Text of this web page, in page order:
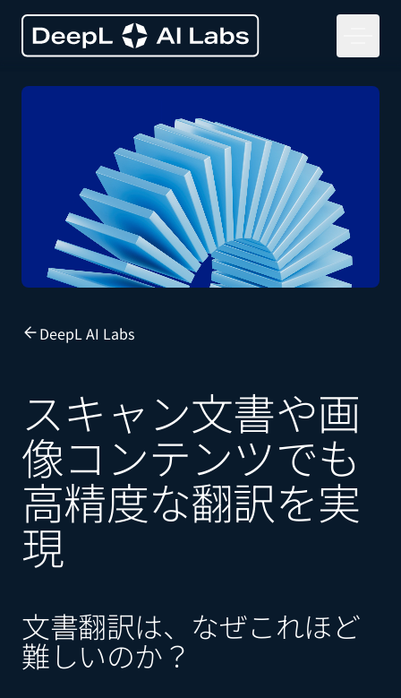
DeepL AI Labs
スキャン文書や画
像コンテンツでも
高精度な翻訳を実
現
文書翻訳は、なぜこれほど
難しいのか？